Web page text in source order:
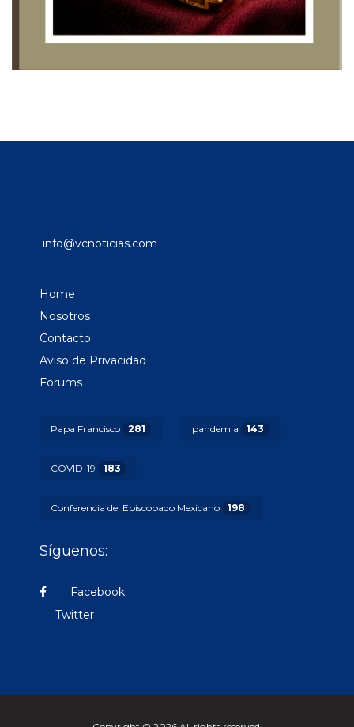
info@vcnoticias.com
Home
Nosotros
Contacto
Aviso de Privacidad
Forums
Papa Francisco 281 pandemia 143
COVID-19 183
Conferencia del Episcopado Mexicano 198
Síguenos:
Facebook
Twitter